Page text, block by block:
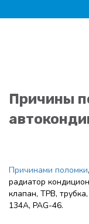
Причины
Причинами поломки
радиатор
клапан, ТРВ,
134A, PAG-46.